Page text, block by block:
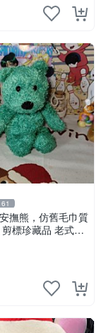
61
撫熊，仿舊毛巾質
標珍藏品 老式毛
熊 款式